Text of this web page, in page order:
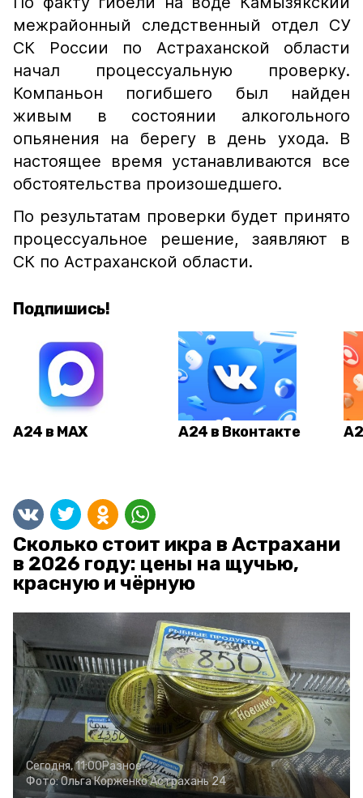
межрайонный следственный отдел СУ
СК России по Астраханской области
начал процессуальную проверку.
Компаньон погибшего был найден
живым в состоянии алкогольного
опьянения на берегу в день ухода. В
настоящее время устанавливаются все
обстоятельства произошедшего.
По результатам проверки будет принято
процессуальное решение, заявляют в
СК по Астраханской области.
Подпишись!
А24 в MAX А24 в Вконтакте
Сколько стоит икра в Астрахани
в 2026 году: цены на щучью,
красную и чёрную
Сегодня, 11:00Разное
Фото:Ольга КорженкоАстрахань 24